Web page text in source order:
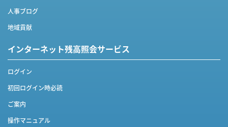
人事ブログ
地域貢献
インターネット残高照会サービス
ログイン
初回ログイン時必読
ご案内
操作マニュアル